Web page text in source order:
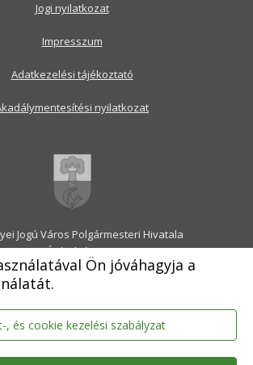
Ön jóváhagyja a
, és cookie kezelési szabályzat
Jogú Város Polgármesteri Hivatala
2030 Érd, Alsó utca 1.
Levélcím: 2031 Érd, Pf.: 31
mail:onkormanyzat@erd.hu
06-23-522-300
06-23-522-301
Hivatali Kapu: ERDPH
KRID szám: 707189964
Jogi nyilatkozat
Impresszum
Adatkezelési tájékoztató
nyilatkozat